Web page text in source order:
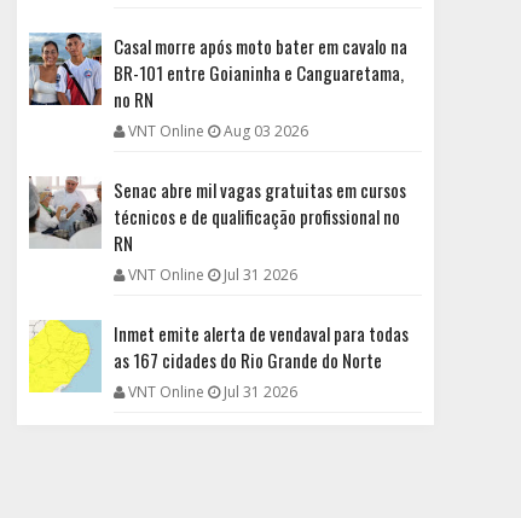
Casal morre após moto bater em cavalo na
BR-101 entre Goianinha e Canguaretama,
no RN
VNT Online Aug 03 2026
Senac abre mil vagas gratuitas em cursos
técnicos e de qualificação profissional no
RN
VNT Online Jul 31 2026
Inmet emite alerta de vendaval para todas
as 167 cidades do Rio Grande do Norte
VNT Online Jul 31 2026